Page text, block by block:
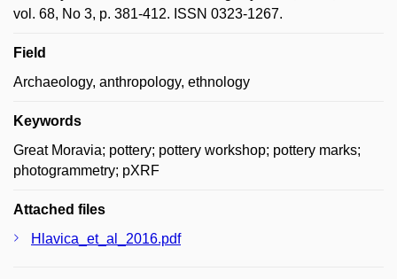
vol. 68, No 3, p. 381-412. ISSN 0323-1267.
Field
Archaeology, anthropology, ethnology
Keywords
Great Moravia; pottery; pottery workshop; pottery marks;
photogrammetry; pXRF
Attached files
Hlavica_et_al_2016.pdf